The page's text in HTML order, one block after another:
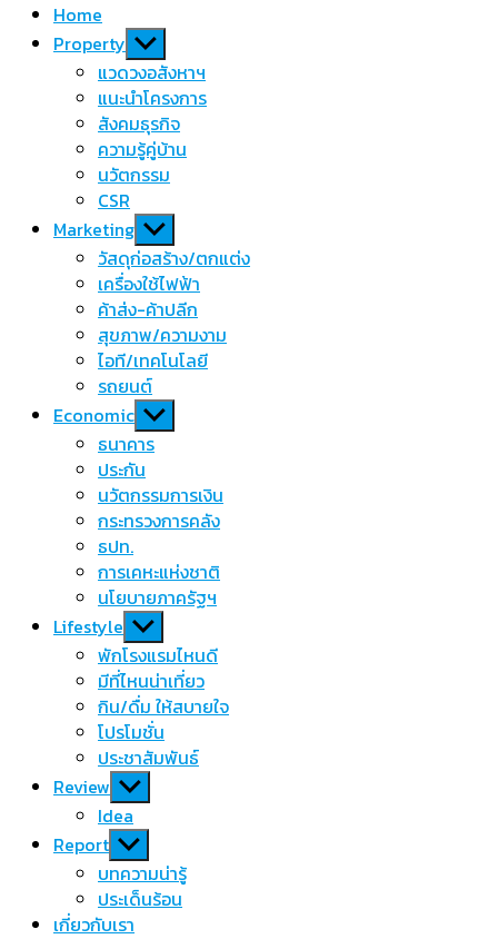
Home
Property Show
sub
menu
แวดวงอสังหาฯ
แนะนำโครงการ
สังคมธุรกิจ
ความรู้คู่บ้าน
นวัตกรรม
CSR
Marketing Show
sub
menu
วัสดุก่อสร้าง/ตกแต่ง
เครื่องใช้ไฟฟ้า
ค้าส่ง-ค้าปลีก
สุขภาพ/ความงาม
ไอที/เทคโนโลยี
รถยนต์
Economic Show
sub
menu
ธนาคาร
ประกัน
นวัตกรรมการเงิน
กระทรวงการคลัง
ธปท.
การเคหะแห่งชาติ
นโยบายภาครัฐฯ
Lifestyle Show
sub
menu
พักโรงแรมไหนดี
มีที่ไหนน่าเที่ยว
กิน/ดื่ม ให้สบายใจ
โปรโมชั่น
ประชาสัมพันธ์
Review Show
sub
menu
Idea
Report Show
sub
menu
บทความน่ารู้
ประเด็นร้อน
เกี่ยวกับเรา